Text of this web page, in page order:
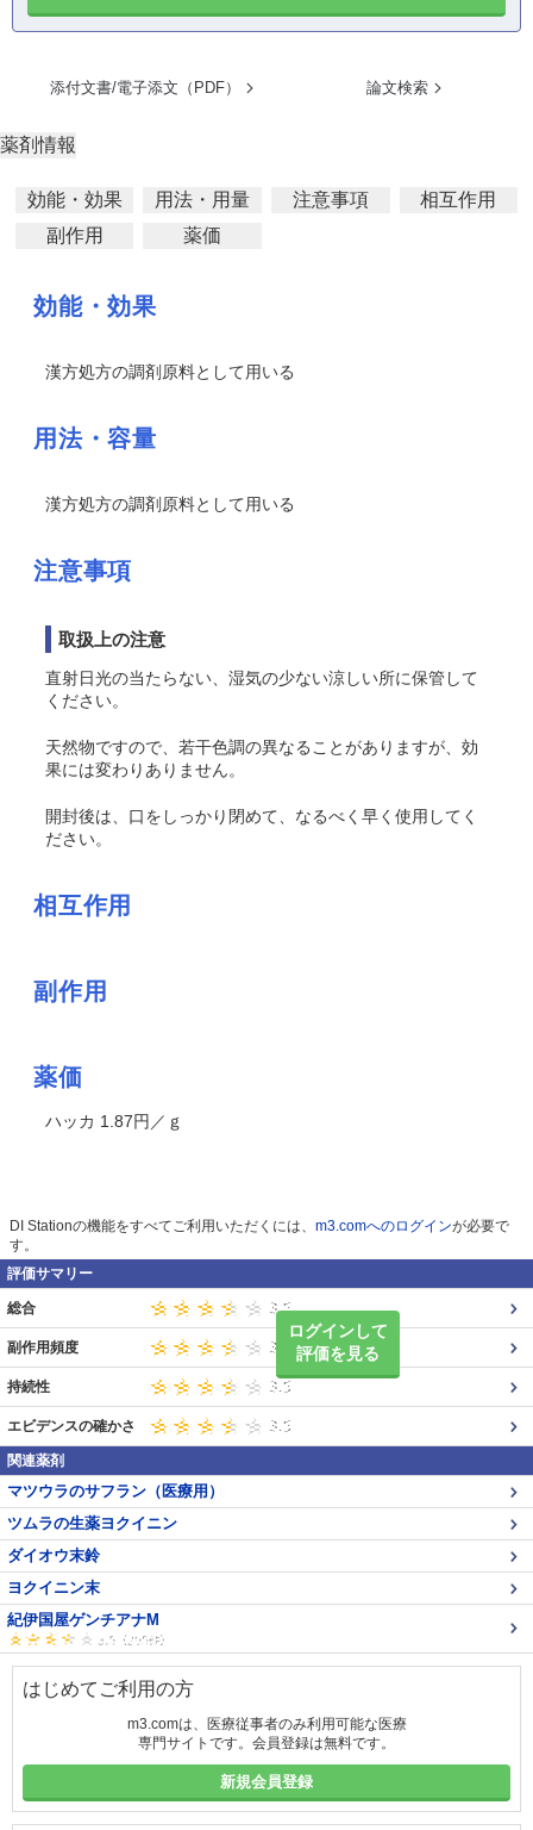
添付文書/電子添文（PDF） 論文検索
薬剤情報
効能・効果 用法・用量 注意事項
相互作用
副作用
薬価
効能・効果
漢方処方の調剤原料として用いる
用法・容量
漢方処方の調剤原料として用いる
注意事項
取扱上の注意
直射日光の当たらない、湿気の少ない涼しい所に保管して
ください。
天然物ですので、若干色調の異なることがありますが、効
果には変わりありません。
開封後は、口をしっかり閉めて、なるべく早く使用してく
ださい。
相互作用
副作用
薬価
ハッカ 1.87円／ｇ
DI Stationの機能をすべてご利用いただくには、 m3.comへのログインが必要で
す。
評価サマリー
ログインして
評価を見る
総合
副作用頻度
持続性
エビデンスの確かさ
関連薬剤
マツウラのサフラン（医療用）
ツムラの生薬ヨクイニン
ダイオウ末鈴
ヨクイニン末
紀伊国屋ゲンチアナM
はじめてご利用の方
m3.comは、医療従事者のみ利用可能な医療
専門サイトです。会員登録は無料です。
新規会員登録